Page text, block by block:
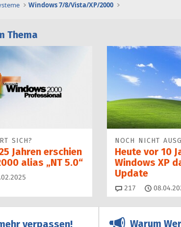
Windows 7/8/Vista/XP/2000
Thema
SICH?
Jahren erschien
alias „NT 5.0“
NOCH NICHT
Heute vor 10
Windows XP
Update
217 Kommentare
verpassen! Warum